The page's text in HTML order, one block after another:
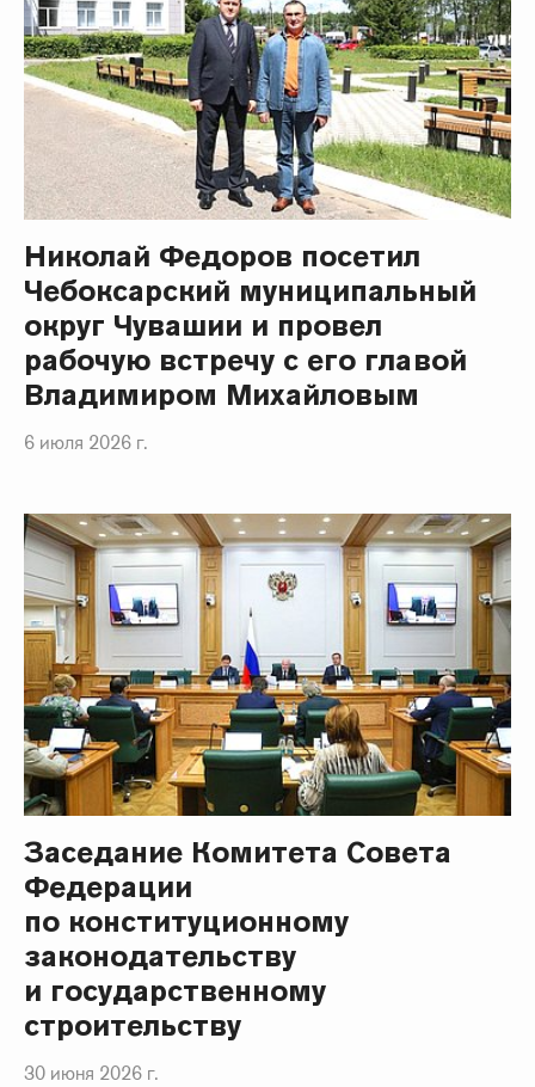
Николай Федоров посетил
Чебоксарский муниципальный
округ Чувашии и провел
рабочую встречу с его главой
Владимиром Михайловым
6 июля 2026 г.
Заседание Комитета Совета
Федерации
по конституционному
законодательству
и государственному
строительству
30 июня 2026 г.